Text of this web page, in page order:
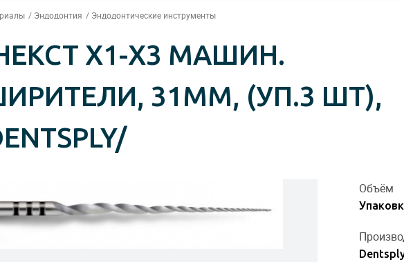
Эндодонтия Эндодонтические инструменты
Х1-Х3 МАШИН.
31ММ, (УП.3 ШТ),
Объём